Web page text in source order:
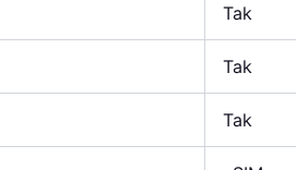
Tak
Tak
Tak